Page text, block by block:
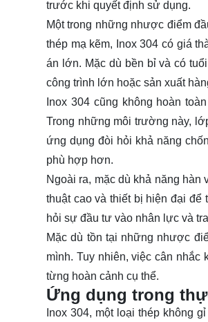
trước khi quyết định sử dụng.
Một trong những nhược điểm
thép mạ kẽm, Inox 304 có giá
án lớn. Mặc dù bền bỉ và có
công trình lớn hoặc sản xuất
Inox 304 cũng không hoàn
Trong những môi trường này,
ứng dụng đòi hỏi khả năng
phù hợp hơn.
Ngoài ra, mặc dù khả năng
thuật cao và thiết bị hiện đại để
hỏi sự đầu tư vào nhân lực và
Mặc dù tồn tại những nhược
mình. Tuy nhiên, việc cân
từng hoàn cảnh cụ thể.
Ứng dụng trong
Inox 304, một loại thép không